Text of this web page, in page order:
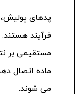
پدهای
فرآیند
مستقیمی بر
ماده اتصال
می شوند.